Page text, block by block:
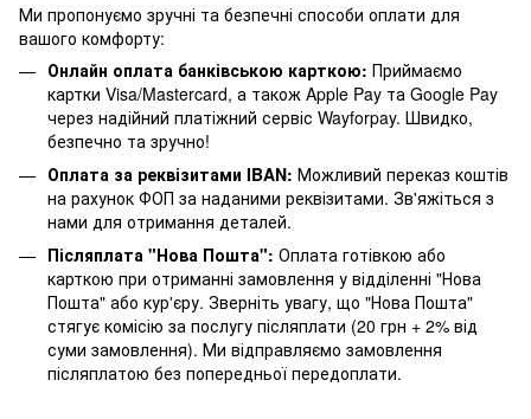
Ми пропонуємо зручні та безпечні способи оплати для
вашого комфорту:
Онлайн оплата банківською карткою: Приймаємо
картки Visa/Mastercard, а також Apple Pay та Google Pay
через надійний платіжний сервіс Wayforpay. Швидко,
безпечно та зручно!
Оплата за реквізитами IBAN: Можливий переказ коштів
на рахунок ФОП за наданими реквізитами. Зв'яжіться з
нами для отримання деталей.
Післяплата "Нова Пошта": Оплата готівкою або
карткою при отриманні замовлення у відділенні "Нова
Пошта" або кур'єру. Зверніть увагу, що "Нова Пошта"
стягує комісію за послугу післяплати (20 грн + 2% від
суми замовлення). Ми відправляємо замовлення
післяплатою без попередньої передоплати.